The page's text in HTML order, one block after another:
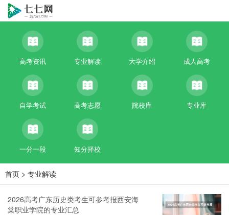
高考资讯 专业解读 大学介绍 成人高考
自学考试 高考志愿 院校库 专业库
一分一段 知分择校
首页 > 专业解读
2026高考广东历史类考生可参考报西安海
棠职业学院的专业汇总